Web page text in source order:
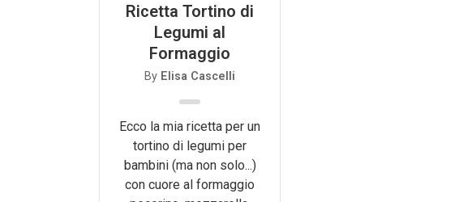
Ricetta Tortino di
Legumi al
Formaggio
By Elisa Cascelli
Ecco la mia ricetta per un
tortino di legumi per
bambini (ma non solo...)
con cuore al formaggio